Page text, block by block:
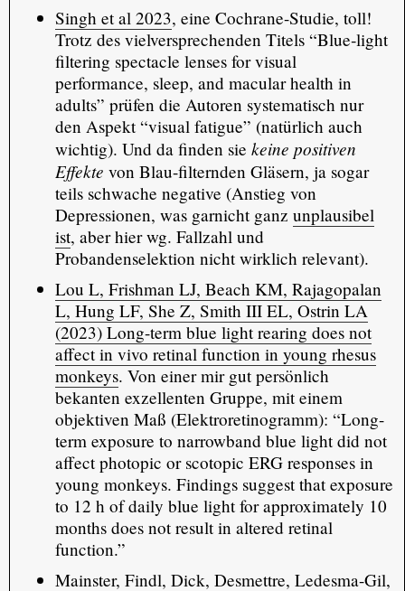
Singh et al 2023, eine Cochrane-Studie, toll!
Trotz des vielversprechenden Titels “Blue‐light
filtering spectacle lenses for visual
performance, sleep, and macular health in
adults” prüfen die Autoren systematisch nur
den Aspekt “visual fatigue” (natürlich auch
wichtig). Und da finden sie keine positiven
Effekte von Blau-filternden Gläsern, ja sogar
teils schwache negative (Anstieg von
Depressionen, was garnicht ganz unplausibel
ist, aber hier wg. Fallzahl und
Probandenselektion nicht wirklich relevant).
Lou L, Frishman LJ, Beach KM, Rajagopalan
L, Hung LF, She Z, Smith III EL, Ostrin LA
(2023) Long-term blue light rearing does not
affect in vivo retinal function in young rhesus
monkeys. Von einer mir gut persönlich
bekanten exzellenten Gruppe, mit einem
objektiven Maß (Elektroretinogramm): “Long-
term exposure to narrowband blue light did not
affect photopic or scotopic ERG responses in
young monkeys. Findings suggest that exposure
to 12 h of daily blue light for approximately 10
months does not result in altered retinal
function.”
Mainster, Findl, Dick, Desmettre, Ledesma-Gil,